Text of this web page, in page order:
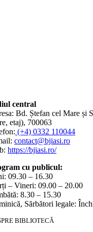
central
Bd. Ștefan cel Mare și
etaj), 700063
(+4) 0332 110044
contact@bjiasi.ro
https://bjiasi.ro/
cu publicul:
09.30 – 16.30
– Vineri: 09.00 – 20.00
8.30 – 15.30
Sărbători legale:
BIBLIOTECĂ